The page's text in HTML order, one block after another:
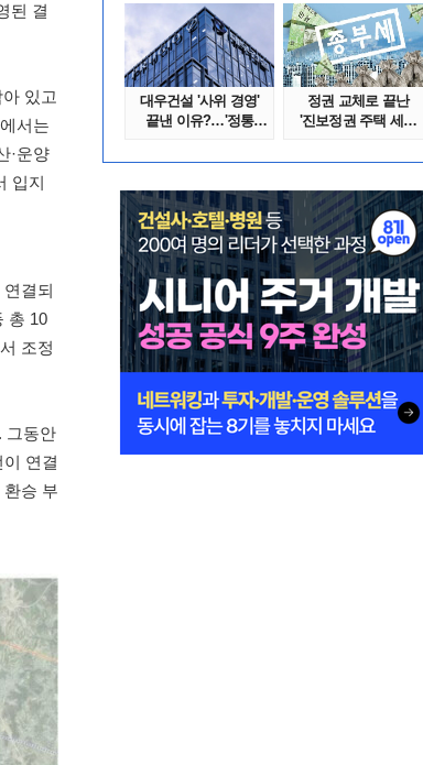
된 결
있고
서는
·운양
입지
결되
총 10
조정
그동안
연결
승 부
대우건설 '사위 경영'
끝낸 이유?…'정통
정권 교체로 끝난
'진보정권 주택 세금